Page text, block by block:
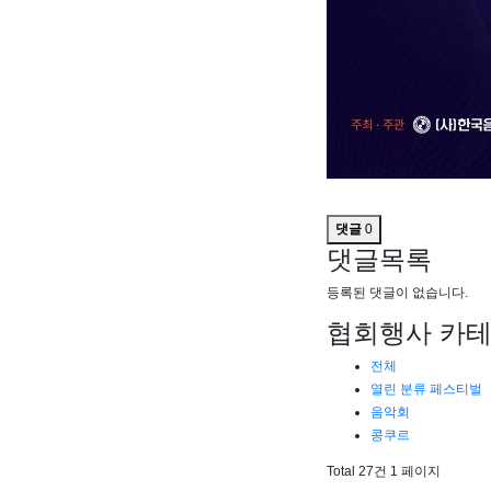
댓글0
댓글목록
등록된 댓글이 없습니다.
협회행사 카
전체
열린 분류 페스티벌
음악회
콩쿠르
Total 27건 1 페이지